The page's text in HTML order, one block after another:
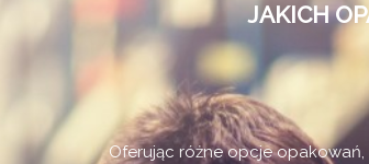
JAKICH
Oferując różne opcje